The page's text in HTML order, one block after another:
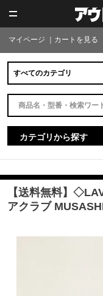
マイページ カートを見る
カテゴリから探す
【送料無料】
アクラブ